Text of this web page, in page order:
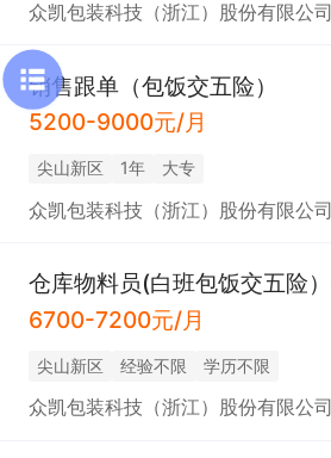
众凯包装科技（浙江）股份有限公司
销售跟单（包饭交五险）
5200-9000元/月
尖山新区 1年 大专
众凯包装科技（浙江）股份有限公司
6700-7200元/月
尖山新区 经验不限 学历不限
众凯包装科技（浙江）股份有限公司